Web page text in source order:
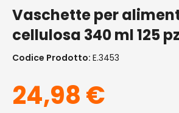
Vaschette per
cellulosa 340 ml 125 pz
Codice Prodotto: E.3453
24,98€